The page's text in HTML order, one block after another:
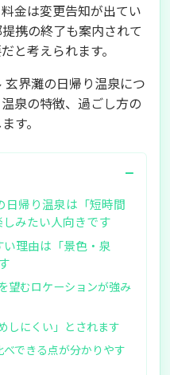
金は変更告知が出てい
携の終了も案内されて
と考えられます。
界灘の日帰り温泉につ
泉の特徴、過ごし方の
す。
−
日帰り温泉は「短時間
みたい人向きです
理由は「景色・泉
望むロケーションが強み
しにくい」とされます
できる点が分かりやす